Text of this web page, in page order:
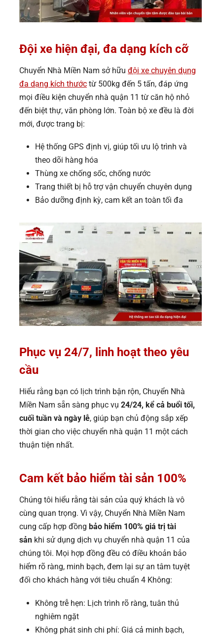
Đội xe hiện đại, đa dạng kích cỡ
Chuyển Nhà Miền Nam sở hữu đội xe chuyên dụng
đa dạng kích thước từ 500kg đến 5 tấn, đáp ứng
mọi điều kiện chuyển nhà quận 11 từ căn hộ nhỏ
đến biệt thự, văn phòng lớn. Toàn bộ xe đều là đời
mới, được trang bị:
Hệ thống GPS định vị, giúp tối ưu lộ trình và
theo dõi hàng hóa
Thùng xe chống sốc, chống nước
Trang thiết bị hỗ trợ vận chuyển chuyên dụng
Bảo dưỡng định kỳ, cam kết an toàn tối đa
Phục vụ 24/7, linh hoạt theo yêu
cầu
Hiểu rằng bạn có lịch trình bận rộn, Chuyển Nhà
Miền Nam sẵn sàng phục vụ 24/24, kể cả buổi tối,
cuối tuần và ngày lễ, giúp bạn chủ động sắp xếp
thời gian cho việc chuyển nhà quận 11 một cách
thuận tiện nhất.
Cam kết bảo hiểm tài sản 100%
Chúng tôi hiểu rằng tài sản của quý khách là vô
cùng quan trọng. Vì vậy, Chuyển Nhà Miền Nam
cung cấp hợp đồng bảo hiểm 100% giá trị tài
sản khi sử dụng dịch vụ chuyển nhà quận 11 của
chúng tôi. Mọi hợp đồng đều có điều khoản bảo
hiểm rõ ràng, minh bạch, đem lại sự an tâm tuyệt
đối cho khách hàng với tiêu chuẩn 4 Không:
Không trễ hẹn: Lịch trình rõ ràng, tuân thủ
nghiêm ngặt
Không phát sinh chi phí: Giá cả minh bạch,